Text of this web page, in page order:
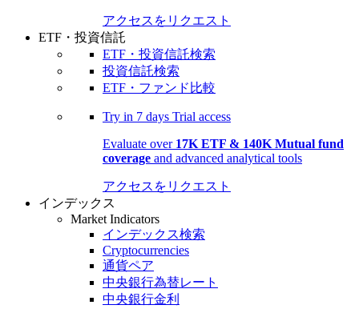
アクセスをリクエスト
ETF・投資信託
ETF・投資信託検索
投資信託検索
ETF・ファンド比較
Try in 7 days Trial access
Evaluate over 17K ETF & 140K Mutual fund
coverage and advanced analytical tools
アクセスをリクエスト
インデックス
Market Indicators
インデックス検索
Cryptocurrencies
通貨ペア
中央銀行為替レート
中央銀行金利